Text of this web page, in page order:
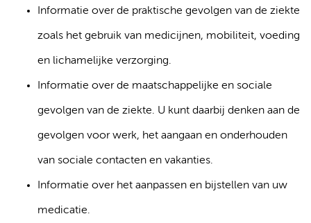
Informatie over de praktische gevolgen van de ziekte
zoals het gebruik van medicijnen, mobiliteit, voeding
en lichamelijke verzorging.
Informatie over de maatschappelijke en sociale
gevolgen van de ziekte. U kunt daarbij denken aan de
gevolgen voor werk, het aangaan en onderhouden
van sociale contacten en vakanties.
Informatie over het aanpassen en bijstellen van uw
medicatie.